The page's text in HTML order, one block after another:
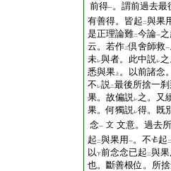
前得一。謂前過去最
有善得。皆起 二與果
是正理論難二今論一
云。若作二倶舍師救一
未レ與者。此中説レ
悉與果 上 。以前諸念
不 レ説二最後所捨一
果。故偏説レ之。又
果。何獨説レ得。既
念一 文 文意。過去
起 二與果用 一。不 起 二
以下前念念已起 二與
也。斷善根位。所